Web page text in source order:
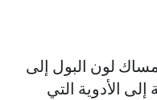
لون البول إلى
إلى الأدوية التي